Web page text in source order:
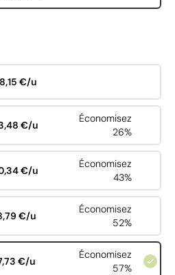
€/u
€/u
Économisez
26%
€/u
Économisez
43%
€/u
Économisez
52%
€/u
Économisez
57%